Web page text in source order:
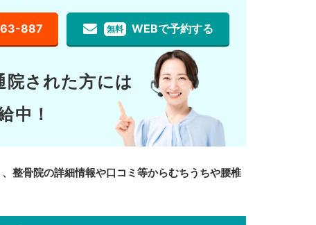
887 無料 WEBで予約する
院された方には
中！
整骨院の詳細情報や口コミ等からむちうちや腰椎